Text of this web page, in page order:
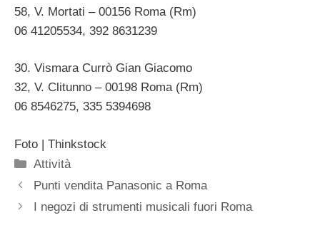
58, V. Mortati – 00156 Roma (Rm)
06 41205534, 392 8631239
30. Vismara Currò Gian Giacomo
32, V. Clitunno – 00198 Roma (Rm)
06 8546275, 335 5394698
Foto | Thinkstock
Categorie
Attività
Punti vendita Panasonic a Roma
I negozi di strumenti musicali fuori Roma